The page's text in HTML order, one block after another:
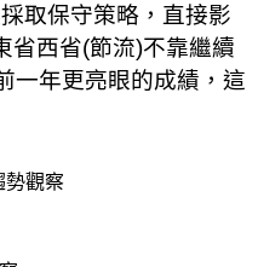
取保守策略，直接影
省西省(節流)不靠繼續
一年更亮眼的成績，這